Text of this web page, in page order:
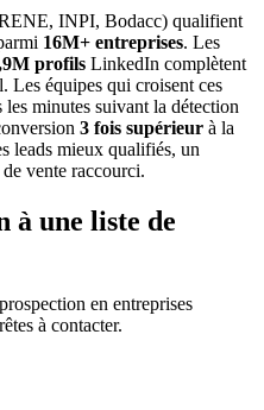
INPI, Bodacc) qualifient
16M+ entreprises. Les
profils LinkedIn complètent
Les équipes qui croisent ces
les minutes suivant la détection
3 fois supérieur à la
leads mieux qualifiés, un
vente raccourci.
à une liste de
en entreprises
à contacter.